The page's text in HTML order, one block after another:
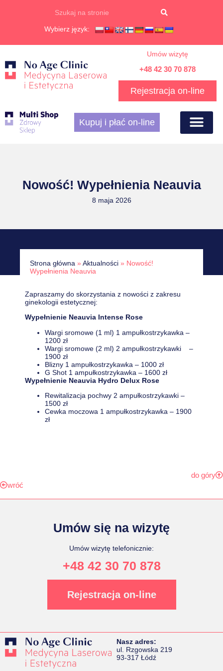
Wybierz język:
Umów wizytę
+48 42 30 70 878
Rejestracja on-line
Kupuj i płać on-line
Nowość! Wypełnienia Neauvia
8 maja 2026
Strona główna » Aktualności » Nowość!
Wypełnienia Neauvia
Zapraszamy do skorzystania z nowości z zakresu
ginekologii estetycznej:
Wypełnienie Neauvia Intense Rose
Wargi sromowe (1 ml) 1 ampułkostrzykawka –
1200 zł
Wargi sromowe (2 ml) 2 ampułkostrzykawki –
1900 zł
Blizny 1 ampułkostrzykawka – 1000 zł
G Shot 1 ampułkostrzykawka – 1600 zł
Wypełnienie Neauvia Hydro Delux Rose
Rewitalizacja pochwy 2 ampułkostrzykawki –
1500 zł
Cewka moczowa 1 ampułkostrzykawka – 1900
zł
wróć
do góry
Umów się na wizytę
Umów wizytę telefonicznie:
+48 42 30 70 878
Rejestracja on-line
Nasz adres:
ul. Rzgowska 219
93-317 Łódź